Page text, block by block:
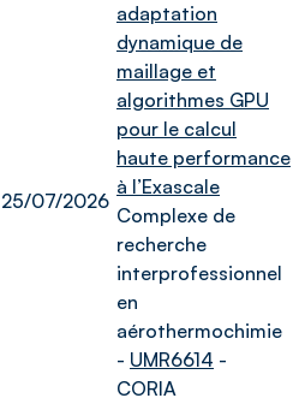
25/07/2026
adaptation
dynamique de
maillage et
algorithmes GPU
pour le calcul
haute performance
à l’Exascale
Complexe de
recherche
interprofessionnel
en
aérothermochimie
- UMR6614 -
CORIA